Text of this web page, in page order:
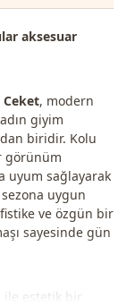
aksesuar
Ceket, modern
giyim
biridir. Kolu
görünüm
uyum sağlayarak
uygun
ve özgün bir
sayesinde gün
ile estetik bir